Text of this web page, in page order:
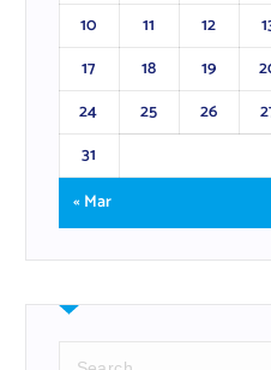
10
11 12
17
18 19
24
25 26
31
« Mar